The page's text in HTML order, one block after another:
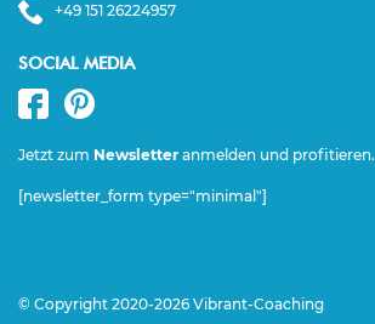
+49 151 26224957
SOCIAL MEDIA
Jetzt zum Newsletter anmelden und profitieren.
[newsletter_form type="minimal"]
© Copyright 2020-2026 Vibrant-Coaching